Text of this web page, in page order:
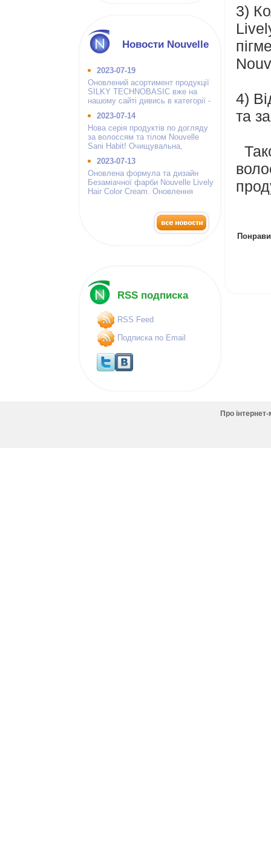
Новости Nouvelle
2023-07-19
Оновлений асортимент продукції
SILKY TECHNOBASIC вже на
нашому сайті дивись в категорії -
2023-07-14
Нова серія продуктів по догляду
за волоссям та тілом Nouvelle
Sani Habit! Очищувальна,
2023-07-13
Оновлена формула та дизайн
Безаміачної фарби Nouvelle Lively
Hair Color Cream. Оновлення
RSS подписка
RSS Feed
Подписка по Email
3)
4)
та
Про